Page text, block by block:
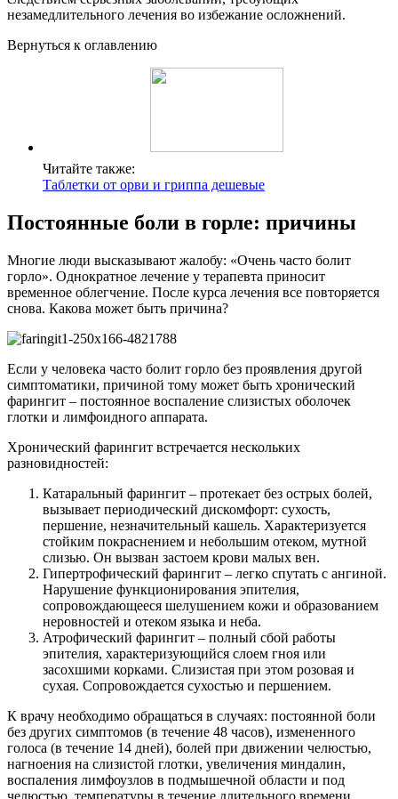
незамедлительного лечения во избежание осложнений.
Вернуться к оглавлению
Читайте также:
Таблетки от орви и гриппа дешевые
Постоянные боли в горле: причины
Многие люди высказывают жалобу: «Очень часто болит
горло». Однократное лечение у терапевта приносит
временное облегчение. После курса лечения все повторяется
снова. Какова может быть причина?
Если у человека часто болит горло без проявления другой
симптоматики, причиной тому может быть хронический
фарингит – постоянное воспаление слизистых оболочек
глотки и лимфоидного аппарата.
Хронический фарингит встречается нескольких
разновидностей:
Катаральный фарингит – протекает без острых болей,
вызывает периодический дискомфорт: сухость,
першение, незначительный кашель. Характеризуется
стойким покраснением и небольшим отеком, мутной
слизью. Он вызван застоем крови малых вен.
Гипертрофический фарингит – легко спутать с ангиной.
Нарушение функционирования эпителия,
сопровождающееся шелушением кожи и образованием
неровностей и отеком языка и неба.
Атрофический фарингит – полный сбой работы
эпителия, характеризующийся слоем гноя или
засохшими корками. Слизистая при этом розовая и
сухая. Сопровождается сухостью и першением.
К врачу необходимо обращаться в случаях: постоянной боли
без других симптомов (в течение 48 часов), измененного
голоса (в течение 14 дней), болей при движении челюстью,
нагноения на слизистой глотки, увеличения миндалин,
воспаления лимфоузлов в подмышечной области и под